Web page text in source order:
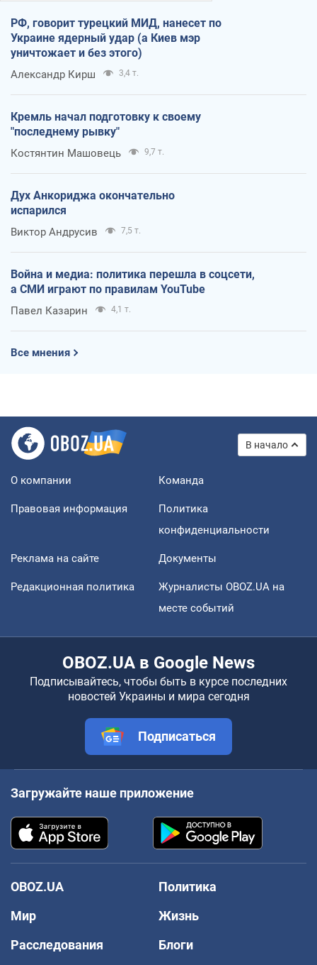
РФ, говорит турецкий МИД, нанесет по
Украине ядерный удар (а Киев мэр
уничтожает и без этого)
Александр Кирш 3,4 т.
Кремль начал подготовку к своему
"последнему рывку"
Костянтин Машовець 9,7 т.
Дух Анкориджа окончательно
испарился
Виктор Андрусив 7,5 т.
Война и медиа: политика перешла в соцсети,
а СМИ играют по правилам YouTube
Павел Казарин 4,1 т.
Все мнения
В начало
О компании Команда
Правовая информация
Политика
конфиденциальности
Реклама на сайте Документы
Редакционная политика
Журналисты OBOZ.UA на
месте событий
OBOZ.UA в Google News
Подписывайтесь, чтобы быть в курсе последних
новостей Украины и мира сегодня
Подписаться
Загружайте наше приложение
OBOZ.UA
Политика
Мир
Жизнь
Расследования
Блоги